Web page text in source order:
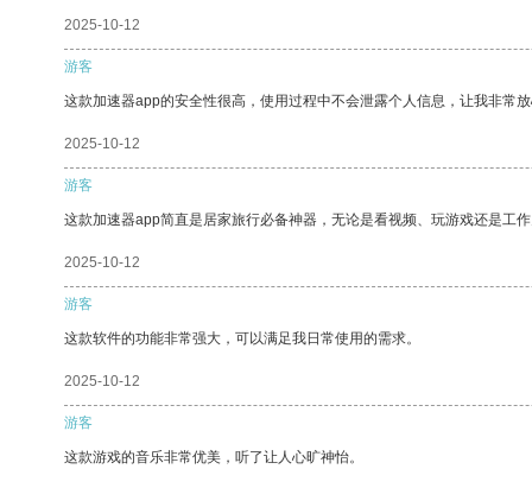
2025-10-12
游客
这款加速器app的安全性很高，使用过程中不会泄露个人信息，让我非常
2025-10-12
游客
这款加速器app简直是居家旅行必备神器，无论是看视频、玩游戏还是工
2025-10-12
游客
这款软件的功能非常强大，可以满足我日常使用的需求。
2025-10-12
游客
这款游戏的音乐非常优美，听了让人心旷神怡。